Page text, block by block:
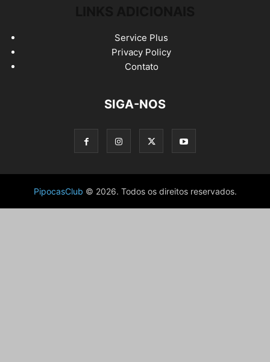
Service Plus
Privacy Policy
Contato
SIGA-NOS
PipocasClub © 2026. Todos os direitos reservados.